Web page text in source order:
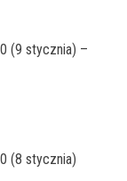
(9 stycznia) –
(8 stycznia)